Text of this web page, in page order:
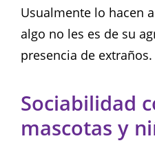
Usualmente lo hacen
algo no les es de su
presencia de extraños.
Sociabilidad
mascotas y